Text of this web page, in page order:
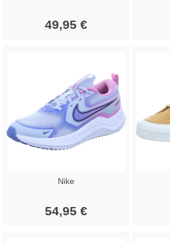
49,95 €
Nike
54,95 €